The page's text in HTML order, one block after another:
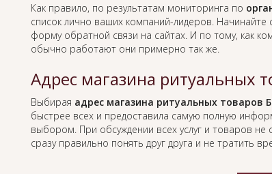
Как правило, по результатам мониторинга по
список лично ваших компаний-лидеров.
форму обратной связи на сайтах. И по тому, как
обычно работают они примерно так же.
Адрес магазина ритуальных
Выбирая адрес магазина ритуальных товаров
быстрее всех и предоставила самую полную
выбором. При обсуждении всех услуг и товаров
сразу правильно понять друг друга и не тратить